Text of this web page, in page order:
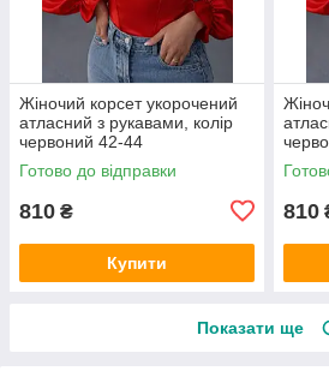
Жіночий корсет укорочений
атласний з рукавами, колір
червоний 42-44
Готово до відправки
810 ₴
Купити
810
Показати ще